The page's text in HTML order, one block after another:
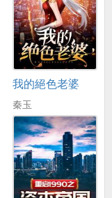
我的絕色老婆
秦玉